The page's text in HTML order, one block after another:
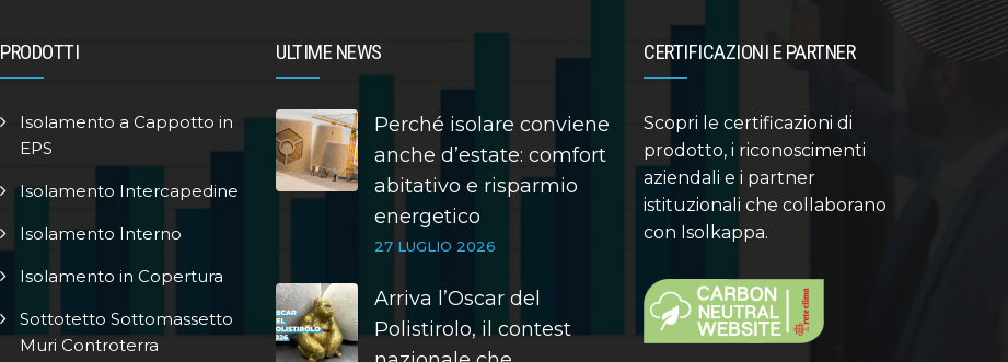
PRODOTTI
Isolamento a Cappotto in
EPS
Isolamento Intercapedine
Isolamento Interno
Isolamento in Copertura
Sottotetto Sottomassetto
Muri Controterra
ULTIME NEWS
Perché isolare conviene
anche d’estate: comfort
abitativo e risparmio
energetico
27 LUGLIO 2026
Arriva l’Oscar del
Polistirolo, il contest
CERTIFICAZIONI E PARTNER
Scopri le certificazioni di
prodotto, i riconoscimenti
aziendali e i partner
istituzionali che collaborano
con Isolkappa.